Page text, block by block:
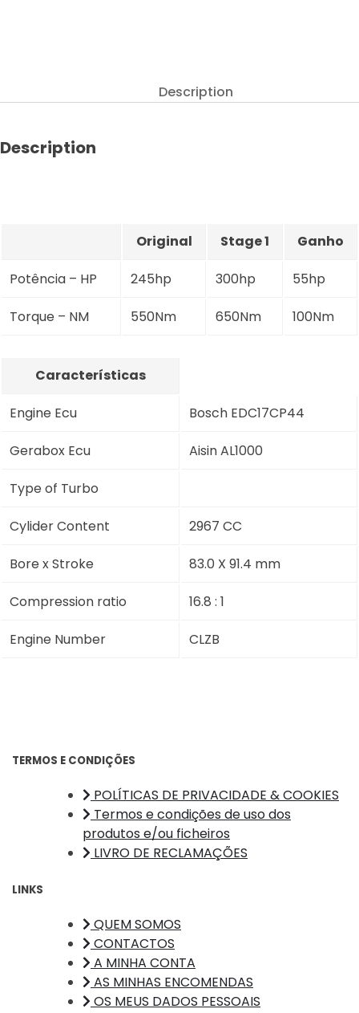
Description
Description
Original Stage 1 Ganho
Potência – HP 245hp 300hp 55hp
Torque – NM 550Nm 650Nm 100Nm
Características
Engine Ecu Bosch EDC17CP44
Gerabox Ecu Aisin AL1000
Type of Turbo
Cylider Content 2967 CC
Bore x Stroke 83.0 X 91.4 mm
Compression ratio 16.8 : 1
Engine Number CLZB
TERMOS E CONDIÇÕES
POLÍTICAS DE PRIVACIDADE & COOKIES
Termos e condições de uso dos
produtos e/ou ficheiros
LIVRO DE RECLAMAÇÕES
LINKS
QUEM SOMOS
CONTACTOS
A MINHA CONTA
AS MINHAS ENCOMENDAS
OS MEUS DADOS PESSOAIS